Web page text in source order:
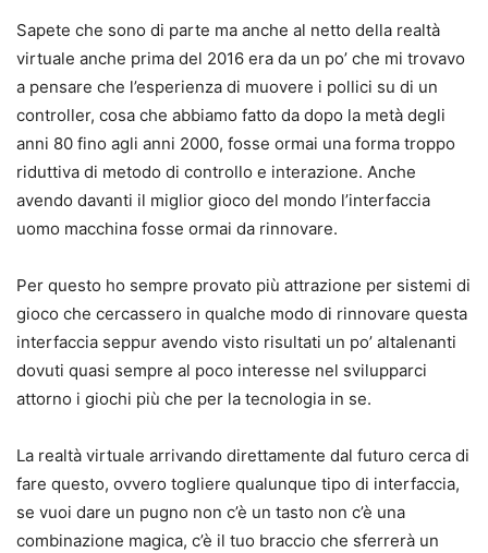
Sapete che sono di parte ma anche al netto della realtà
virtuale anche prima del 2016 era da un po’ che mi trovavo
a pensare che l’esperienza di muovere i pollici su di un
controller, cosa che abbiamo fatto da dopo la metà degli
anni 80 fino agli anni 2000, fosse ormai una forma troppo
riduttiva di metodo di controllo e interazione. Anche
avendo davanti il miglior gioco del mondo l’interfaccia
uomo macchina fosse ormai da rinnovare.
Per questo ho sempre provato più attrazione per sistemi di
gioco che cercassero in qualche modo di rinnovare questa
interfaccia seppur avendo visto risultati un po’ altalenanti
dovuti quasi sempre al poco interesse nel svilupparci
attorno i giochi più che per la tecnologia in se.
La realtà virtuale arrivando direttamente dal futuro cerca di
fare questo, ovvero togliere qualunque tipo di interfaccia,
se vuoi dare un pugno non c’è un tasto non c’è una
combinazione magica, c’è il tuo braccio che sferrerà un